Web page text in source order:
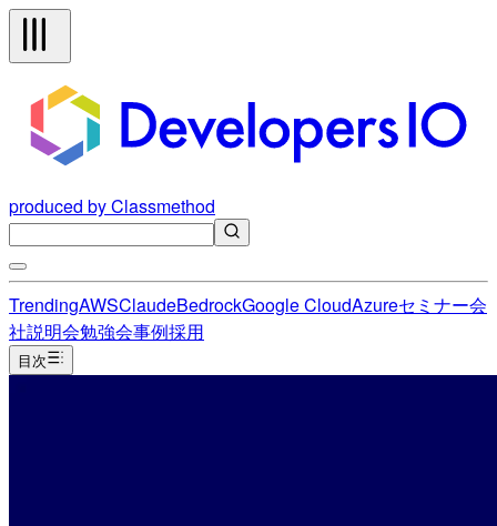
produced by Classmethod
TrendingAWSClaudeBedrockGoogle CloudAzureセミナー会
社説明会勉強会事例採用
目次